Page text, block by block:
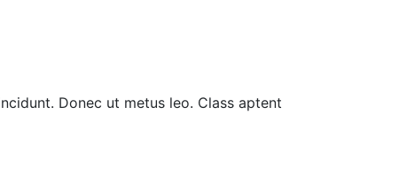
Donec ut metus leo. Class aptent